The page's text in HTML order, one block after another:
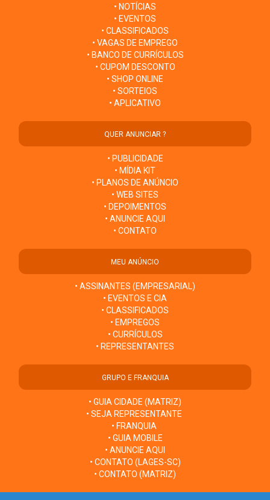
• NOTÍCIAS
• EVENTOS
• CLASSIFICADOS
• VAGAS DE EMPREGO
• BANCO DE CURRÍCULOS
• CUPOM DESCONTO
• SHOP ONLINE
• SORTEIOS
• APLICATIVO
QUER ANUNCIAR ?
• PUBLICIDADE
• MÍDIA KIT
• PLANOS DE ANÚNCIO
• WEB SITES
• DEPOIMENTOS
• ANUNCIE AQUI
• CONTATO
MEU ANÚNCIO
• ASSINANTES (EMPRESARIAL)
• EVENTOS E CIA
• CLASSIFICADOS
• EMPREGOS
• CURRÍCULOS
• REPRESENTANTES
GRUPO E FRANQUIA
• GUIA CIDADE (MATRIZ)
• SEJA REPRESENTANTE
• FRANQUIA
• GUIA MOBILE
• ANUNCIE AQUI
• CONTATO (LAGES-SC)
• CONTATO (MATRIZ)